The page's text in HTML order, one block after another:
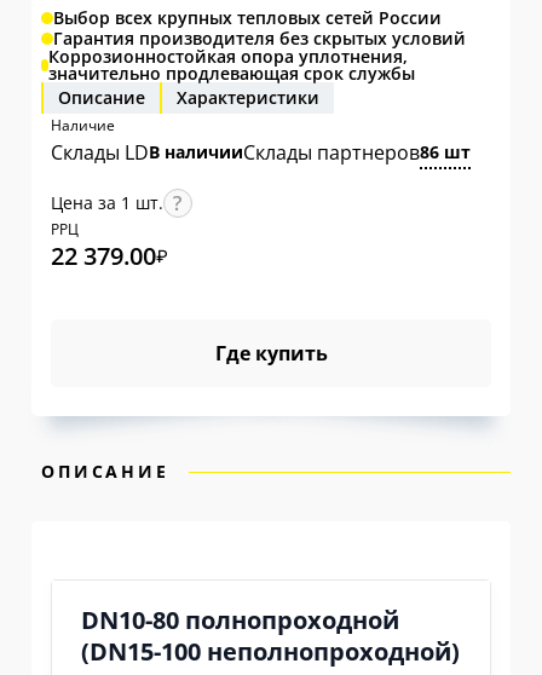
Выбор всех крупных тепловых сетей России
Гарантия производителя без скрытых условий
Коррозионностойкая опора уплотнения,
значительно продлевающая срок службы
Описание
Характеристики
Наличие
Склады LDВ наличииСклады партнеров86 шт
Цена за 1 шт.
РРЦ
22 379.00₽
Где купить
ОПИСАНИЕ
DN10-80 полнопроходной
(DN15-100 неполнопроходной)